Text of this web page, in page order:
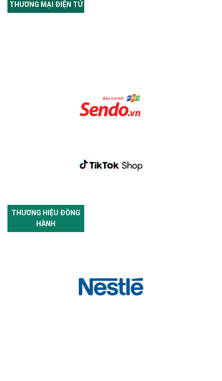
THƯƠNG MẠI ĐIỆN TỬ
THƯƠNG HIỆU ĐỒNG
HÀNH